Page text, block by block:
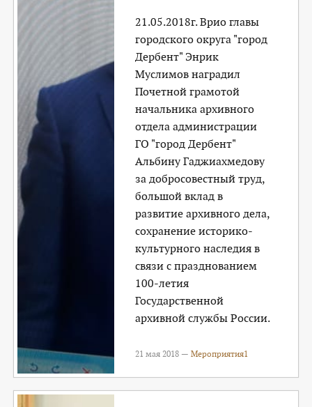
21.05.2018г. Врио главы
городского округа "город
Дербент" Энрик
Муслимов наградил
Почетной грамотой
начальника архивного
отдела администрации
ГО "город Дербент"
Альбину Гаджиахмедову
за добросовестный труд,
большой вклад в
развитие архивного дела,
сохранение историко-
культурного наследия в
связи с празднованием
100-летия
Государственной
архивной службы России.
21 мая 2018 —Мероприятия1